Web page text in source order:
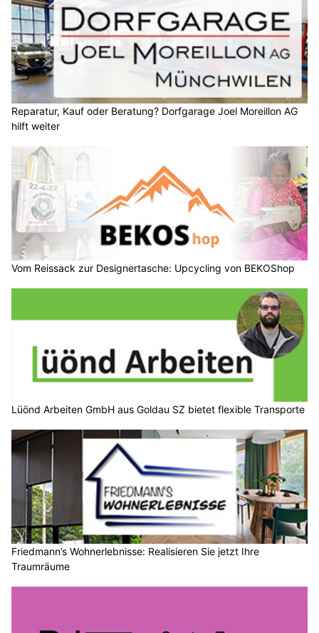
Reparatur, Kauf oder Beratung? Dorfgarage Joel Moreillon AG
hilft weiter
Vom Reissack zur Designertasche: Upcycling von BEKOShop
Lüönd Arbeiten GmbH aus Goldau SZ bietet flexible Transporte
Friedmann’s Wohnerlebnisse: Realisieren Sie jetzt Ihre
Traumräume